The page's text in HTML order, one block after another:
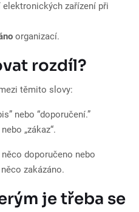
zařízení při
organizací.
rozdíl?
těmito slovy:
nebo “doporučení.”
„zákaz“.
něco doporučeno nebo
zakázáno.
je třeba se